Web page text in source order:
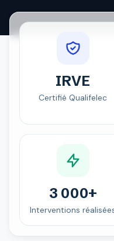
IRVE
Certifié Qualifelec
3 000+
Interventions